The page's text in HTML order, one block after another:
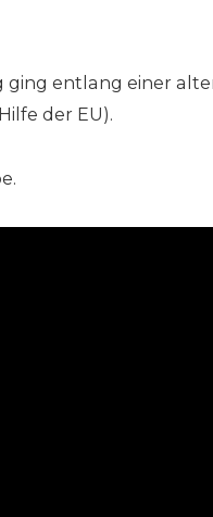
ging entlang einer
der EU).